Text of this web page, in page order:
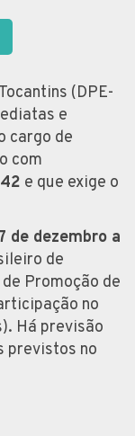
(DPE-
e
cargo de
com
e que exige o
de dezembro a
de
Promoção de
no
Há previsão
previstos no